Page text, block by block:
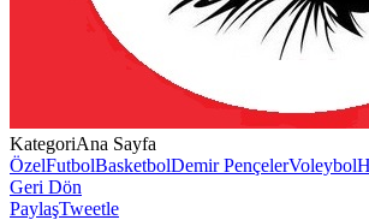
KategoriAna Sayfa
ÖzelFutbolBasketbolDemir PençelerVoleybol
Geri Dön
PaylaşTweetle